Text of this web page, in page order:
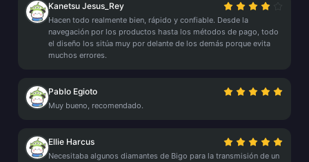
Kanetsu Jesus_Rey
Hacen todo realmente bien, rápido y confiable. Desde la
navegación por los productos hasta los métodos de pago, todo
el diseño los sitúa muy por delante de los demás porque evita
muchos errores.
Pablo Egioto
Muy bueno, recomendado.
Ellie Harcus
Necesitaba algunos diamantes de Bigo para la transmisión de un